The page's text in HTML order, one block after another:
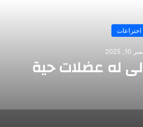
اختراعات
2025
له عضلات حية